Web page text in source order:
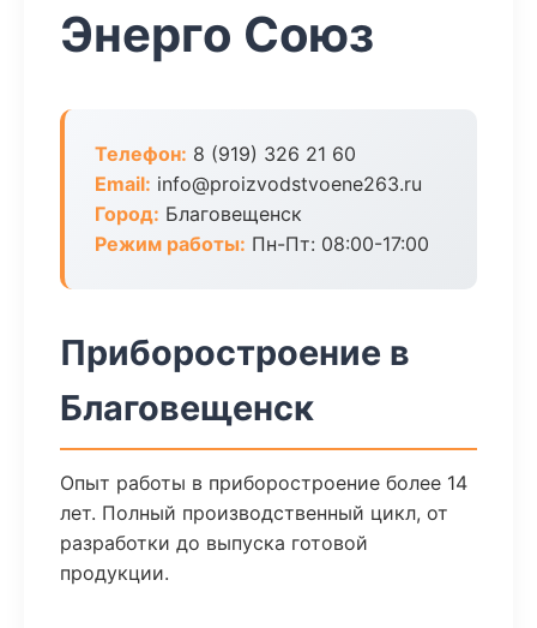
Энерго Союз
Телефон: 8 (919) 326 21 60
Email: info@proizvodstvoene263.ru
Город: Благовещенск
Режим работы: Пн-Пт: 08:00-17:00
Приборостроение в
Благовещенск
Опыт работы в приборостроение более 14
лет. Полный производственный цикл, от
разработки до выпуска готовой
продукции.